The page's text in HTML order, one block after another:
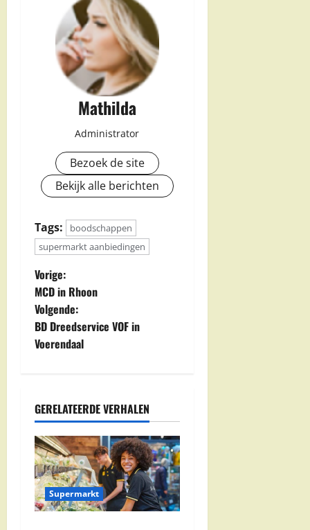
Mathilda
Administrator
Bezoek de site
Bekijk alle berichten
Tags:
boodschappen
supermarkt aanbiedingen
B
e
r
c
h
t
n
a
Vorige:
MCD in Rhoon
Volgende:
BD Dreedservice VOF in
Voerendaal
GERELATEERDE VERHALEN
Supermarkt